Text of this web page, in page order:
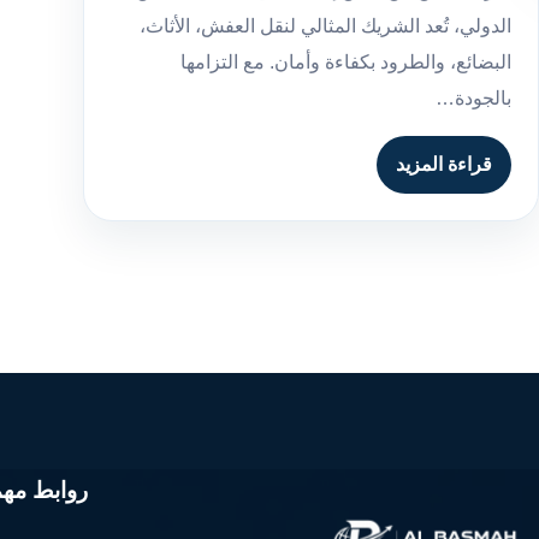
الدولي، تُعد الشريك المثالي لنقل العفش، الأثاث،
البضائع، والطرود بكفاءة وأمان. مع التزامها
بالجودة…
قراءة المزيد
روابط